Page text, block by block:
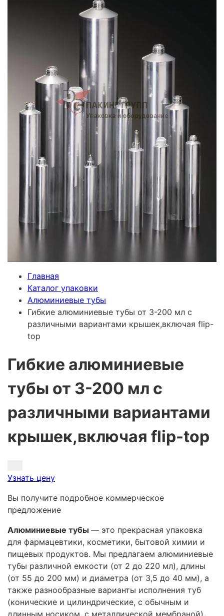
Главная
Каталог упаковки
Алюминиевые тубы
Гибкие алюминиевые тубы от 3-200 мл с
различными вариантами крышек,включая flip-
top
Гибкие алюминиевые
тубы от 3-200 мл с
различными вариантами
крышек,включая flip-top
Узнать цену
Вы получите подробное коммерческое
предложение
Алюминиевые тубы — это прекрасная упаковка
для фармацевтики, косметики, бытовой химии и
пищевых продуктов. Мы предлагаем алюминиевые
тубы различной емкости (от 2 до 220 мл), длины
(от 55 до 200 мм) и диаметра (от 3,5 до 40 мм), а
также разнообразные варианты исполнения туб
(конические и цилиндрические, с обычным и
длинным носиком, с металлической мембраной).